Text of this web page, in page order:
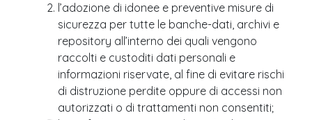
l’adozione di idonee e preventive misure di
sicurezza per tutte le banche-dati, archivi e
repository all’interno dei quali vengono
raccolti e custoditi dati personali e
informazioni riservate, al fine di evitare rischi
di distruzione perdite oppure di accessi non
autorizzati o di trattamenti non consentiti;